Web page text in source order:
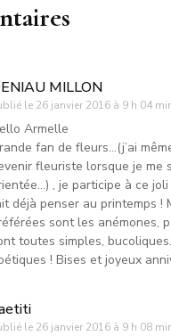
MILLON
le 26 janvier 2016 à 9 h 04
Armelle
fan de fleurs…(j’ai
fleuriste lorsque je me
, je participe à ce
déjà penser au printemps !
sont les anémones,
toutes simples,
! Bises et joyeux
le 26 janvier 2016 à 9 h 08